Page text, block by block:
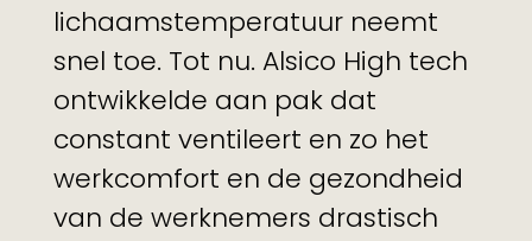
lichaamstemperatuur neemt
snel toe. Tot nu. Alsico High tech
ontwikkelde aan pak dat
constant ventileert en zo het
werkcomfort en de gezondheid
van de werknemers drastisch